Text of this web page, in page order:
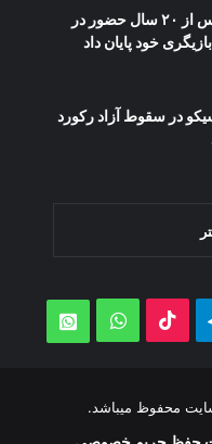
اسلام‌الدین امیری پس از ۲۰ سال حضور در
خود پایان داد
در سقوط آزاد رکورد
Telegram
TikTok
WhatsApp
محفوظ میباشد.